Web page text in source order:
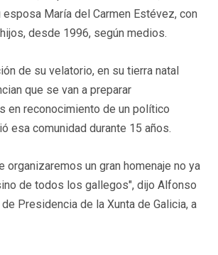
María del Carmen Estévez, con
desde 1996, según medios.
de su velatorio, en su tierra natal
que se van a preparar
en reconocimiento de un político
esa comunidad durante 15 años.
organizaremos un gran homenaje no ya
de todos los gallegos", dijo Alfonso
Presidencia de la Xunta de Galicia, a